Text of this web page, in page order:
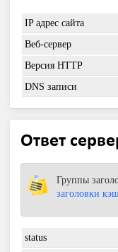
IP адрес сайта
Веб-сервер
Версия HTTP
DNS записи
Ответ
Группы
заголовки
status